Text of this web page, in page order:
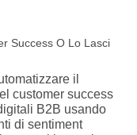
Success O Lo Lasci
il
customer success
B2B usando
di sentiment